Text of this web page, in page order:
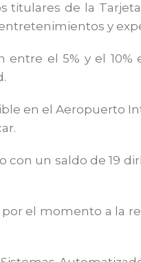
titulares de la
y
el 5% y el 10%
en el Aeropuerto
un saldo de 19
el momento a la